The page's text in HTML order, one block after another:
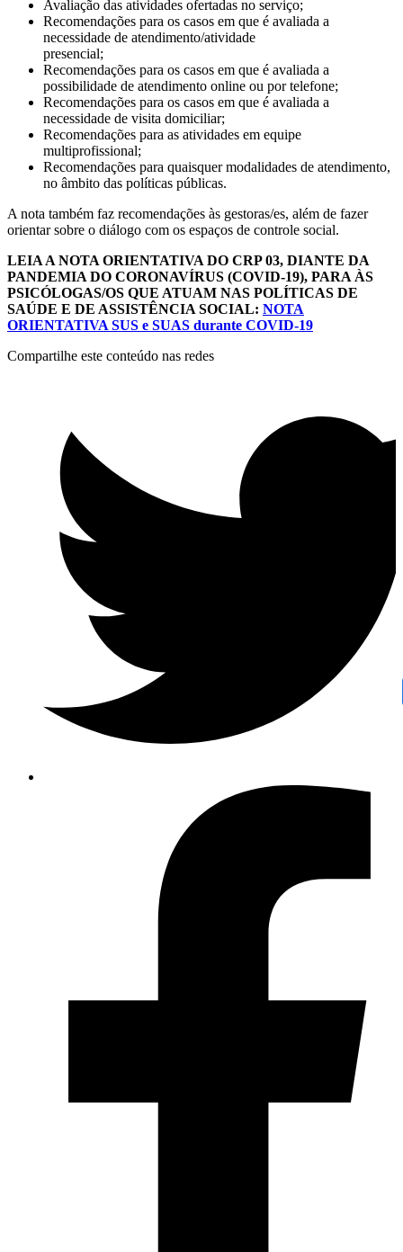
Avaliação das atividades ofertadas no serviço;
Recomendações para os casos em que é avaliada a
necessidade de atendimento/atividade
presencial;
Recomendações para os casos em que é avaliada a
possibilidade de atendimento online ou por telefone;
Recomendações para os casos em que é avaliada a
necessidade de visita domiciliar;
Recomendações para as atividades em equipe
multiprofissional;
Recomendações para quaisquer modalidades de atendimento,
no âmbito das políticas públicas.
A nota também faz recomendações às gestoras/es, além de fazer
orientar sobre o diálogo com os espaços de controle social.
LEIA A NOTA ORIENTATIVA DO CRP 03, DIANTE DA
PANDEMIA DO CORONAVÍRUS (COVID-19), PARA ÀS
PSICÓLOGAS/OS QUE ATUAM NAS POLÍTICAS DE
SAÚDE E DE ASSISTÊNCIA SOCIAL: NOTA
ORIENTATIVA SUS e SUAS durante COVID-19
Compartilhe este conteúdo nas redes